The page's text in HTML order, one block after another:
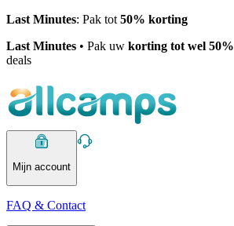
Last Minutes: Pak tot 50% korting
Last Minutes • Pak uw korting tot wel 50%
deals
Mijn account
FAQ & Contact